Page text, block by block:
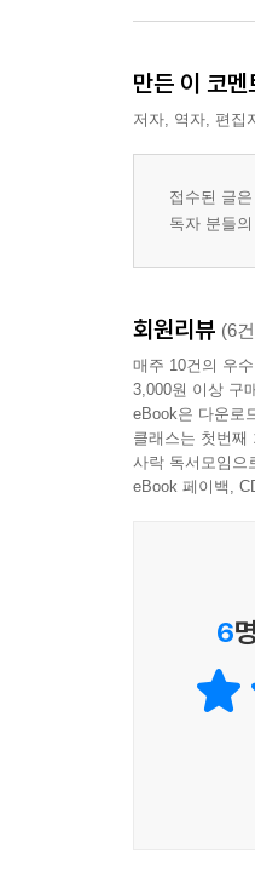
13 Mon.
14 Tue. A
17 Fri.
20 Mon.
21 Tue.
22 Wed.
23 Thu. The
24 Fri. Are
25 Sat.
28 Tue.
29 Wed. My
30 Thu.
31 Fri.
만든 이 코멘
저자, 역자, 편집
접수된 글
독자 분들
회원리뷰 (6
매주 10건의 우
3,000원 이상 구
eBook은 다운로
클래스는 첫번째
사락 독서모임으
eBook 페이백,
6